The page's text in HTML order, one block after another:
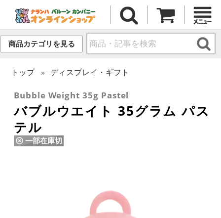
商品カテゴリを見る
トップ ディスプレイ・ギフト
Bubble Weight 35g Pastel
バブルウエイト 35グラム パス
テル
一部在庫切